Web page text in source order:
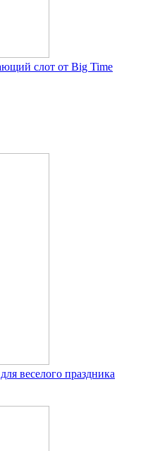
слот от Big Time
веселого праздника